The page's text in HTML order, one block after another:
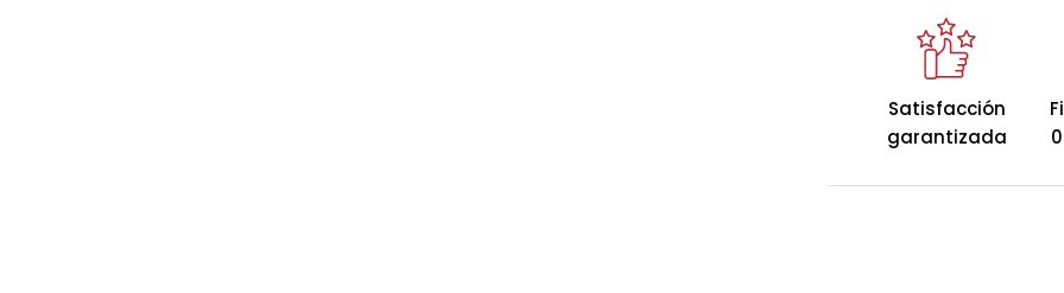
¡Llámanos!
Canapé
Tecnología de
Satisfacción
garantizada